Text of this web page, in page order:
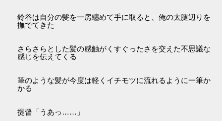
鈴谷は自分の髪を一房纏めて手に取ると、俺の太腿辺りを
撫でてきた
さらさらとした髪の感触がくすぐったさを交えた不思議な
感じを伝えてくる
筆のような髪が今度は軽くイチモツに流れるように一筆か
かる
提督「うあっ……」